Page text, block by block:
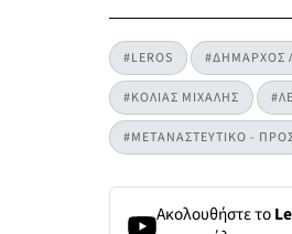
#LEROS #ΔΗΜΑΡΧΟΣ
#ΚΟΛΙΑΣ ΜΙΧΑΛΗΣ
#ΜΕΤΑΝΑΣΤΕΥΤΙΚΟ -
Ακολουθήστε το